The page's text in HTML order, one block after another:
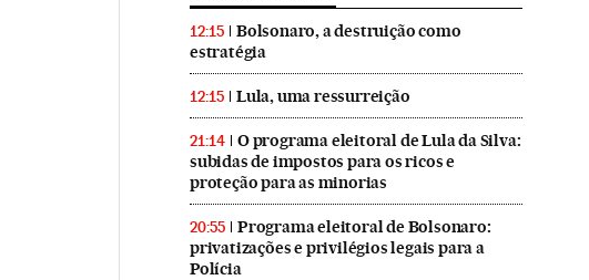
12:15
Bolsonaro, a destruição como
estratégia
12:15 Lula, uma ressurreição
21:14
O programa eleitoral de Lula da Silva:
subidas de impostos para os ricos e
proteção para as minorias
20:55
Programa eleitoral de Bolsonaro:
privatizações e privilégios legais para a
Polícia